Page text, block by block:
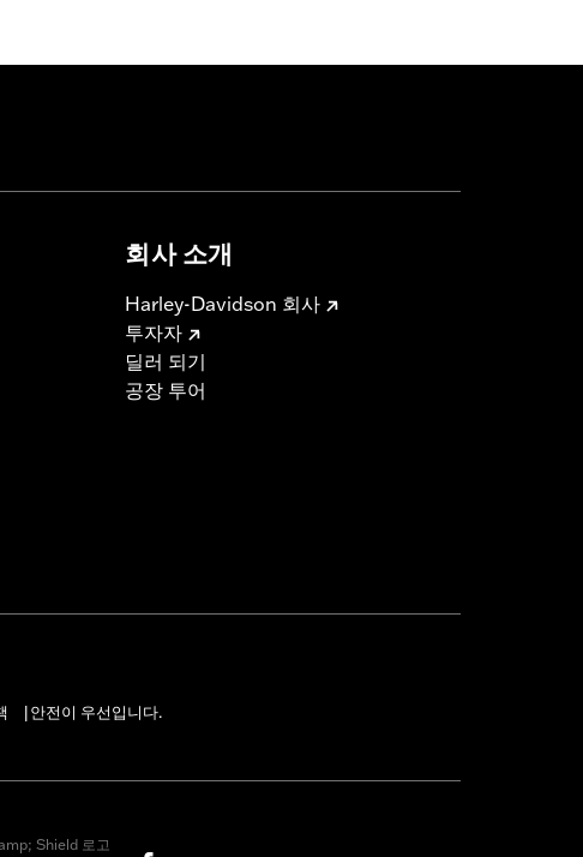
회사 소개
Harley-Davidson 회사
투자자
딜러 되기
공장 투어
안전이 우선입니다.
Shield 로고